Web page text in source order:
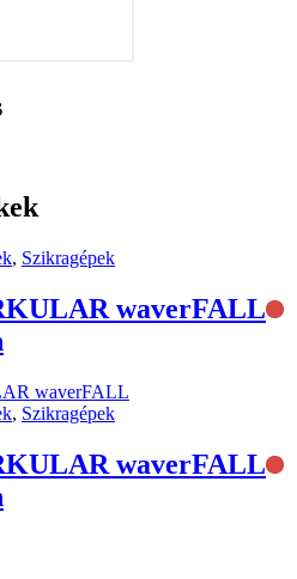
, Szikragépek
waverFALL
, Szikragépek
waverFALL